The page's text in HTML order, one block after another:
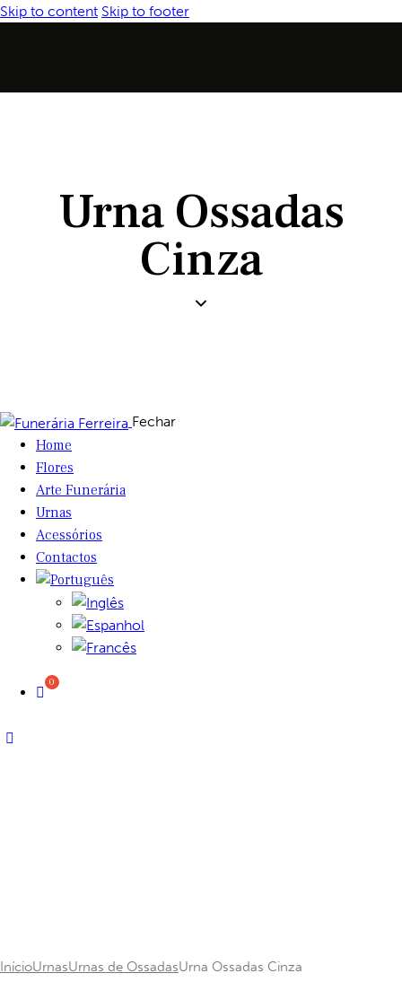
Skip to content Skip to footer
Urna Ossadas
Cinza
Fechar
Home
Flores
Arte Funerária
Urnas
Acessórios
Contactos
InícioUrnasUrnas de OssadasUrna Ossadas Cinza